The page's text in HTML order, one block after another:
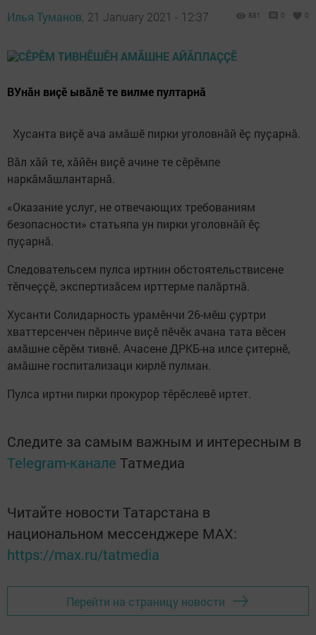
Илья Туманов, 21 January 2021 - 12:37 881 0 0
ВУнӑн виҫӗ ывӑлӗ те вилме пултарнӑ
Хусанта виҫӗ ача амӑшӗ пирки уголовнӑй ӗҫ пуҫарнӑ.
Вӑл хӑй те, хӑйӗн виҫӗ ачине те сӗрӗмпе
наркӑмӑшлантарнӑ.
«Оказание услуг, не отвечающих требованиям
безопасности» статьяпа ун пирки уголовнӑй ӗҫ
пуҫарнӑ.
Следовательсем пулса иртнин обстоятельствисене
тӗпчеҫҫӗ, экспертизӑсем ирттерме палӑртнӑ.
Хусанти Солидарность урамӗнчи 26-мӗш ҫуртри
хваттерсенчен пӗринче виҫӗ пӗчӗк ачана тата вӗсен
амӑшне сӗрӗм тивнӗ. Ачасене ДРКБ-на илсе ҫитернӗ,
амӑшне госпитализаци кирлӗ пулман.
Пулса иртни пирки прокурор тӗрӗслевӗ иртет.
Следите за самым важным и интересным в
Telegram-канале Татмедиа
Читайте новости Татарстана в
национальном мессенджере MАХ:
https://max.ru/tatmedia
Перейти на страницу новости